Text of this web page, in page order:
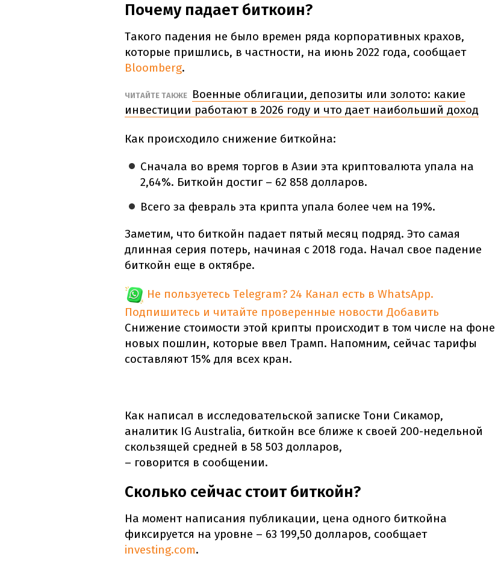
Почему падает биткоин?
Такого падения не было времен ряда корпоративных крахов,
которые пришлись, в частности, на июнь 2022 года, сообщает
Bloomberg.
ЧИТАЙТЕ ТАКЖЕ
Военные облигации, депозиты или золото: какие
инвестиции работают в 2026 году и что дает наибольший доход
Как происходило снижение биткойна:
Сначала во время торгов в Азии эта криптовалюта упала на
2,64%. Биткойн достиг – 62 858 долларов.
Всего за февраль эта крипта упала более чем на 19%.
Заметим, что биткойн падает пятый месяц подряд. Это самая
длинная серия потерь, начиная с 2018 года. Начал свое падение
биткойн еще в октябре.
Не пользуетесь Telegram? 24 Канал есть в WhatsApp.
Подпишитесь и читайте проверенные новости Добавить
Снижение стоимости этой крипты происходит в том числе на фоне
новых пошлин, которые ввел Трамп. Напомним, сейчас тарифы
составляют 15% для всех кран.
Как написал в исследовательской записке Тони Сикамор,
аналитик IG Australia, биткойн все ближе к своей 200-недельной
скользящей средней в 58 503 долларов,
– говорится в сообщении.
Сколько сейчас стоит биткойн?
На момент написания публикации, цена одного биткойна
фиксируется на уровне – 63 199,50 долларов, сообщает
investing.com.